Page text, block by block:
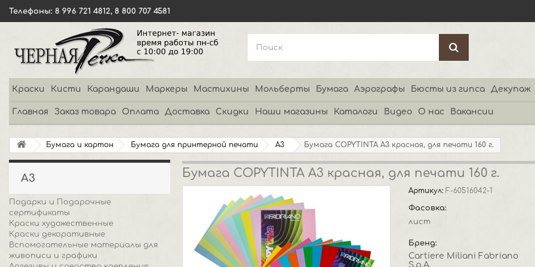
Телефоны: 8 996 721 4812, 8 800 707 4581
Краски Кисти Карандаши Маркеры Мастихины Мольберты Бумага Аэрографы Бюсты из гипса Декупаж
Главная Заказ товара Оплата Доставка Скидки Наши магазины Каталоги Видео О нас Вакансии
Бумага и картон Бумага для принтерной печати А3 Бумага COPYTINTA А3 красная, для печати 160 г.
А3
Подарки и Подарочные
сертификаты
Краски художественные
Краски декоративные
Вспомогательные материалы для
живописи и графики
Бумага COPYTINTA А3 красная, для печати 160 г.
Артикул: F-60516042-1
Фасовка:
лист
Бренд:
Cartiere Miliani Fabriano
S.p.A.